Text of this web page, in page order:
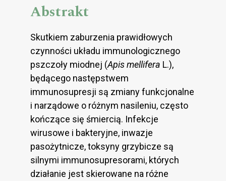
Abstrakt
Skutkiem zaburzenia prawidłowych
czynności układu immunologicznego
pszczoły miodnej (Apis mellifera L.),
będącego następstwem
immunosupresji są zmiany funkcjonalne
i narządowe o różnym nasileniu, często
kończące się śmiercią. Infekcje
wirusowe i bakteryjne, inwazje
pasożytnicze, toksyny grzybicze są
silnymi immunosupresorami, których
działanie jest skierowane na różne